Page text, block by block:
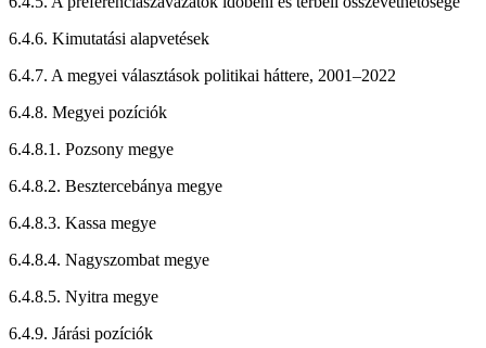
6.4.6. Kimutatási alapvetések
6.4.7. A megyei választások politikai háttere, 2001–2022
6.4.8. Megyei pozíciók
6.4.8.1. Pozsony megye
6.4.8.2. Besztercebánya megye
6.4.8.3. Kassa megye
6.4.8.4. Nagyszombat megye
6.4.8.5. Nyitra megye
6.4.9. Járási pozíciók